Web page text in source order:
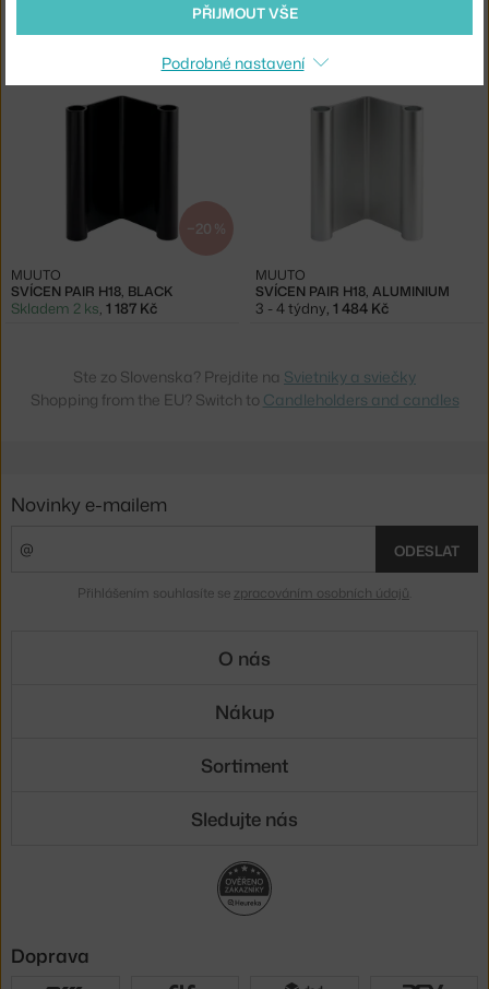
SVÍCEN PAIR H18, GREEN SVÍCEN PAIR H18, BROWN
MUUTO
−20 %
SVÍCEN PAIR H18, BLACK
MUUTO
Skladem 2 ks, 1 187 Kč
SVÍCEN PAIR H18, ALUMINIUM
MUUTO
3 - 4 týdny, 1 484 Kč
Ste zo Slovenska? Prejdite na Svietniky a sviečky
Shopping from the EU? Switch to Candleholders and candles
PŘIJMOUT VŠE
Podrobné nastavení
Novinky e-mailem
ODESLAT
Přihlášením souhlasíte se zpracováním osobních údajů
O nás
Nákup
Sortiment
Sledujte nás
Doprava